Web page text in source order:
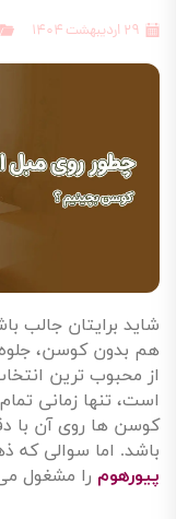
۲۹ اردیبهشت ۱۴۰۴
شاید برایتان جالب
هم بدون کوسن،
از محبوب ترین
است، تنها زمانی
کوسن ها روی آن با
باشد. اما سوالی که
پیورهوم را مشغول